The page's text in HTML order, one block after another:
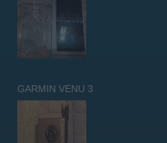
GARMIN VENU 3